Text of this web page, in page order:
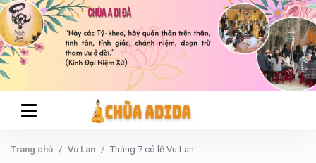
Trang chủ Vu Lan Tháng 7 có lễ Vu Lan